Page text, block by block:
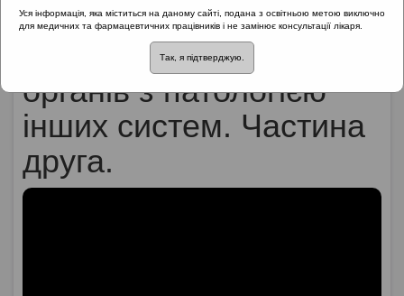
Взаємозв'язок
захворювань лор-
органів з патологією
інших систем. Частина
друга.
Уся інформація, яка міститься на даному сайті, подана з освітньою метою виключно
для медичних та фармацевтичних працівників і не замінює консультації лікаря.
Так, я підтверджую.